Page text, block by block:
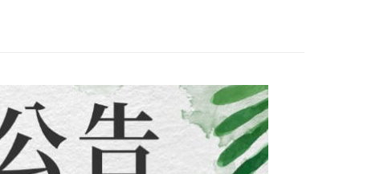
權轉讓予恩沛科技股份有限公司。
關於個人資料處理事宜，請瀏覽以下網址：
aftee.tw/terms/#terms3
未成年的使用者請事先徵得法定代理人或監護人之同意方可使用
先享後付」，若未經同意申辦者引起之損失，本公司不負相關責
查看運費